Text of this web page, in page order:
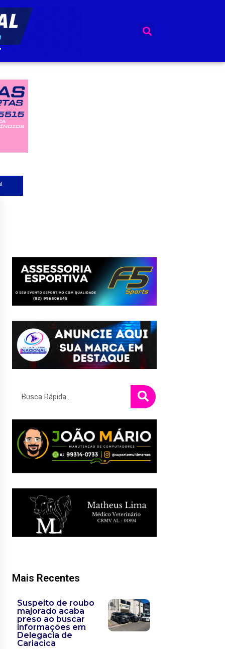
Mais Recentes
Suspeito de roubo
majorado acaba
preso ao buscar
informações em
Delegacia de
Cariacica